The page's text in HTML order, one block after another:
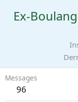
Ex-
Messages
96